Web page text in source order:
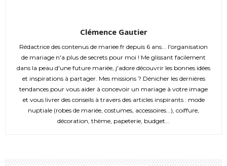
Clémence Gautier
Rédactrice des contenus de mariee.fr depuis 6 ans... l'organisation
de mariage n'a plus de secrets pour moi ! Me glissant facilement
dans la peau d'une future mariée, j'adore découvrir les bonnes idées
et inspirations à partager. Mes missions ? Dénicher les dernières
tendances pour vous aider à concevoir un mariage à votre image
et vous livrer des conseils à travers des articles inspirants : mode
nuptiale (robes de mariée, costumes, accessoires...), coiffure,
décoration, thème, papeterie, budget...